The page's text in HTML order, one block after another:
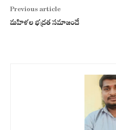
Previous article
మహిళల భద్రత సమాజందే